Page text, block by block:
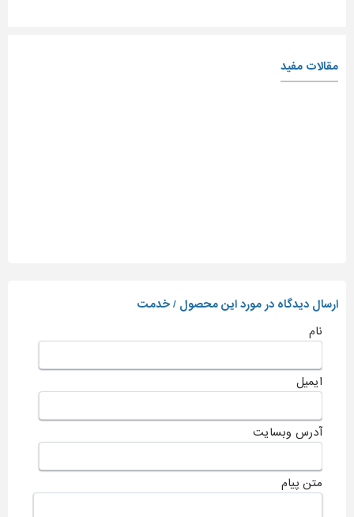
مقالات مفید
ارسال دیدگاه در مورد این محصول / خدمت
نام
ایمیل
آدرس وبسایت
متن پیام